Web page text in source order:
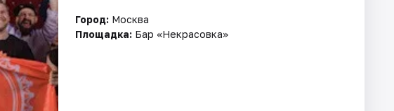
Город: Москва
Площадка: Бар «Некрасовка»